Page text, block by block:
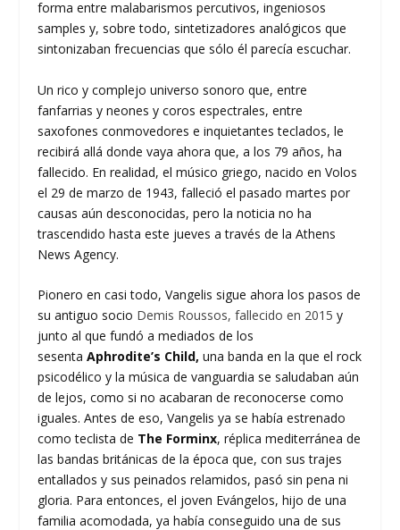
forma entre malabarismos percutivos, ingeniosos
samples y, sobre todo, sintetizadores analógicos que
sintonizaban frecuencias que sólo él parecía escuchar.
Un rico y complejo universo sonoro que, entre
fanfarrias y neones y coros espectrales, entre
saxofones conmovedores e inquietantes teclados, le
recibirá allá donde vaya ahora que, a los 79 años, ha
fallecido. En realidad, el músico griego, nacido en Volos
el 29 de marzo de 1943, falleció el pasado martes por
causas aún desconocidas, pero la noticia no ha
trascendido hasta este jueves a través de la Athens
News Agency.
Pionero en casi todo, Vangelis sigue ahora los pasos de
su antiguo socio Demis Roussos, fallecido en 2015 y
junto al que fundó a mediados de los
sesentaAphrodite’s Child, una banda en la que el rock
psicodélico y la música de vanguardia se saludaban aún
de lejos, como si no acabaran de reconocerse como
iguales. Antes de eso, Vangelis ya se había estrenado
como teclista de The Forminx, réplica mediterránea de
las bandas británicas de la época que, con sus trajes
entallados y sus peinados relamidos, pasó sin pena ni
gloria. Para entonces, el joven Evángelos, hijo de una
familia acomodada, ya había conseguido una de sus